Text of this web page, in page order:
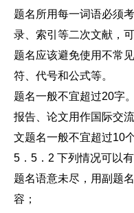
题名所用每一词语必须
录、索引等二次文献，
题名应该避免使用不常
符、代号和公式等。
题名一般不宜超过20字。
报告、论文用作国际交
文题名一般不宜超过10
5．5．2 下列情况可以有
题名语意未尽，用副题
容；